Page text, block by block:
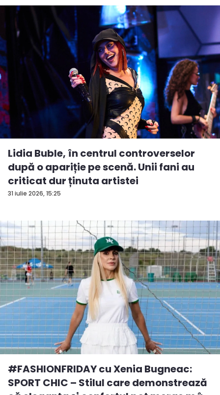
31 iulie 2026, 15:25
Lidia Buble, în centrul controverselor
după o apariție pe scenă. Unii fani au
criticat dur ținuta artistei
#FASHIONFRIDAY cu Xenia Bugneac:
SPORT CHIC – Stilul care demonstrează